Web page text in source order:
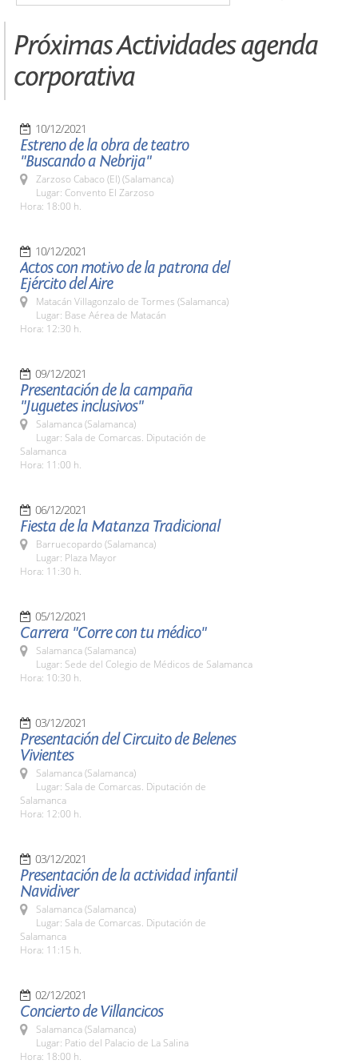
Próximas Actividades agenda
corporativa
10/12/2021
Estreno de la obra de teatro
"Buscando a Nebrija"
Zarzoso Cabaco (El) (Salamanca)
Lugar: Convento El Zarzoso
Hora: 18:00 h.
10/12/2021
Actos con motivo de la patrona del
Ejército del Aire
Matacán Villagonzalo de Tormes (Salamanca)
Lugar: Base Aérea de Matacán
Hora: 12:30 h.
09/12/2021
Presentación de la campaña
"Juguetes inclusivos"
Salamanca (Salamanca)
Lugar: Sala de Comarcas. Diputación de
Salamanca
Hora: 11:00 h.
06/12/2021
Fiesta de la Matanza Tradicional
Barruecopardo (Salamanca)
Lugar: Plaza Mayor
Hora: 11:30 h.
05/12/2021
Carrera "Corre con tu médico"
Salamanca (Salamanca)
Lugar: Sede del Colegio de Médicos de Salamanca
Hora: 10:30 h.
03/12/2021
Presentación del Circuito de Belenes
Vivientes
Salamanca (Salamanca)
Lugar: Sala de Comarcas. Diputación de
Salamanca
Hora: 12:00 h.
03/12/2021
Presentación de la actividad infantil
Navidiver
Salamanca (Salamanca)
Lugar: Sala de Comarcas. Diputación de
Salamanca
Hora: 11:15 h.
02/12/2021
Concierto de Villancicos
Salamanca (Salamanca)
Lugar: Patio del Palacio de La Salina
Hora: 18:00 h.